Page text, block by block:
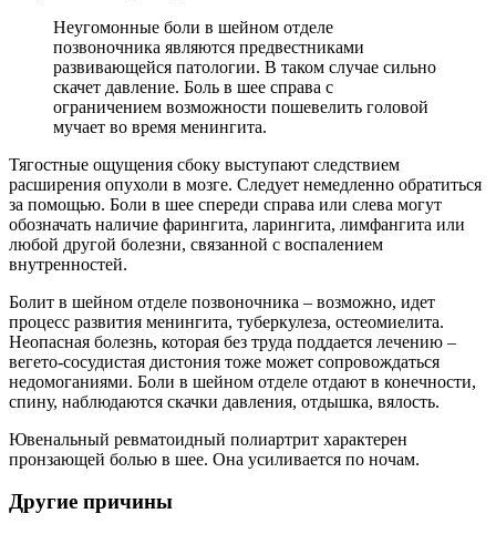
Неугомонные боли в шейном отделе
позвоночника являются предвестниками
развивающейся патологии. В таком случае сильно
скачет давление. Боль в шее справа с
ограничением возможности пошевелить головой
мучает во время менингита.
Тягостные ощущения сбоку выступают следствием
расширения опухоли в мозге. Следует немедленно обратиться
за помощью. Боли в шее спереди справа или слева могут
обозначать наличие фарингита, ларингита, лимфангита или
любой другой болезни, связанной с воспалением
внутренностей.
Болит в шейном отделе позвоночника – возможно, идет
процесс развития менингита, туберкулеза, остеомиелита.
Неопасная болезнь, которая без труда поддается лечению –
вегето-сосудистая дистония тоже может сопровождаться
недомоганиями. Боли в шейном отделе отдают в конечности,
спину, наблюдаются скачки давления, отдышка, вялость.
Ювенальный ревматоидный полиартрит характерен
пронзающей болью в шее. Она усиливается по ночам.
Другие причины